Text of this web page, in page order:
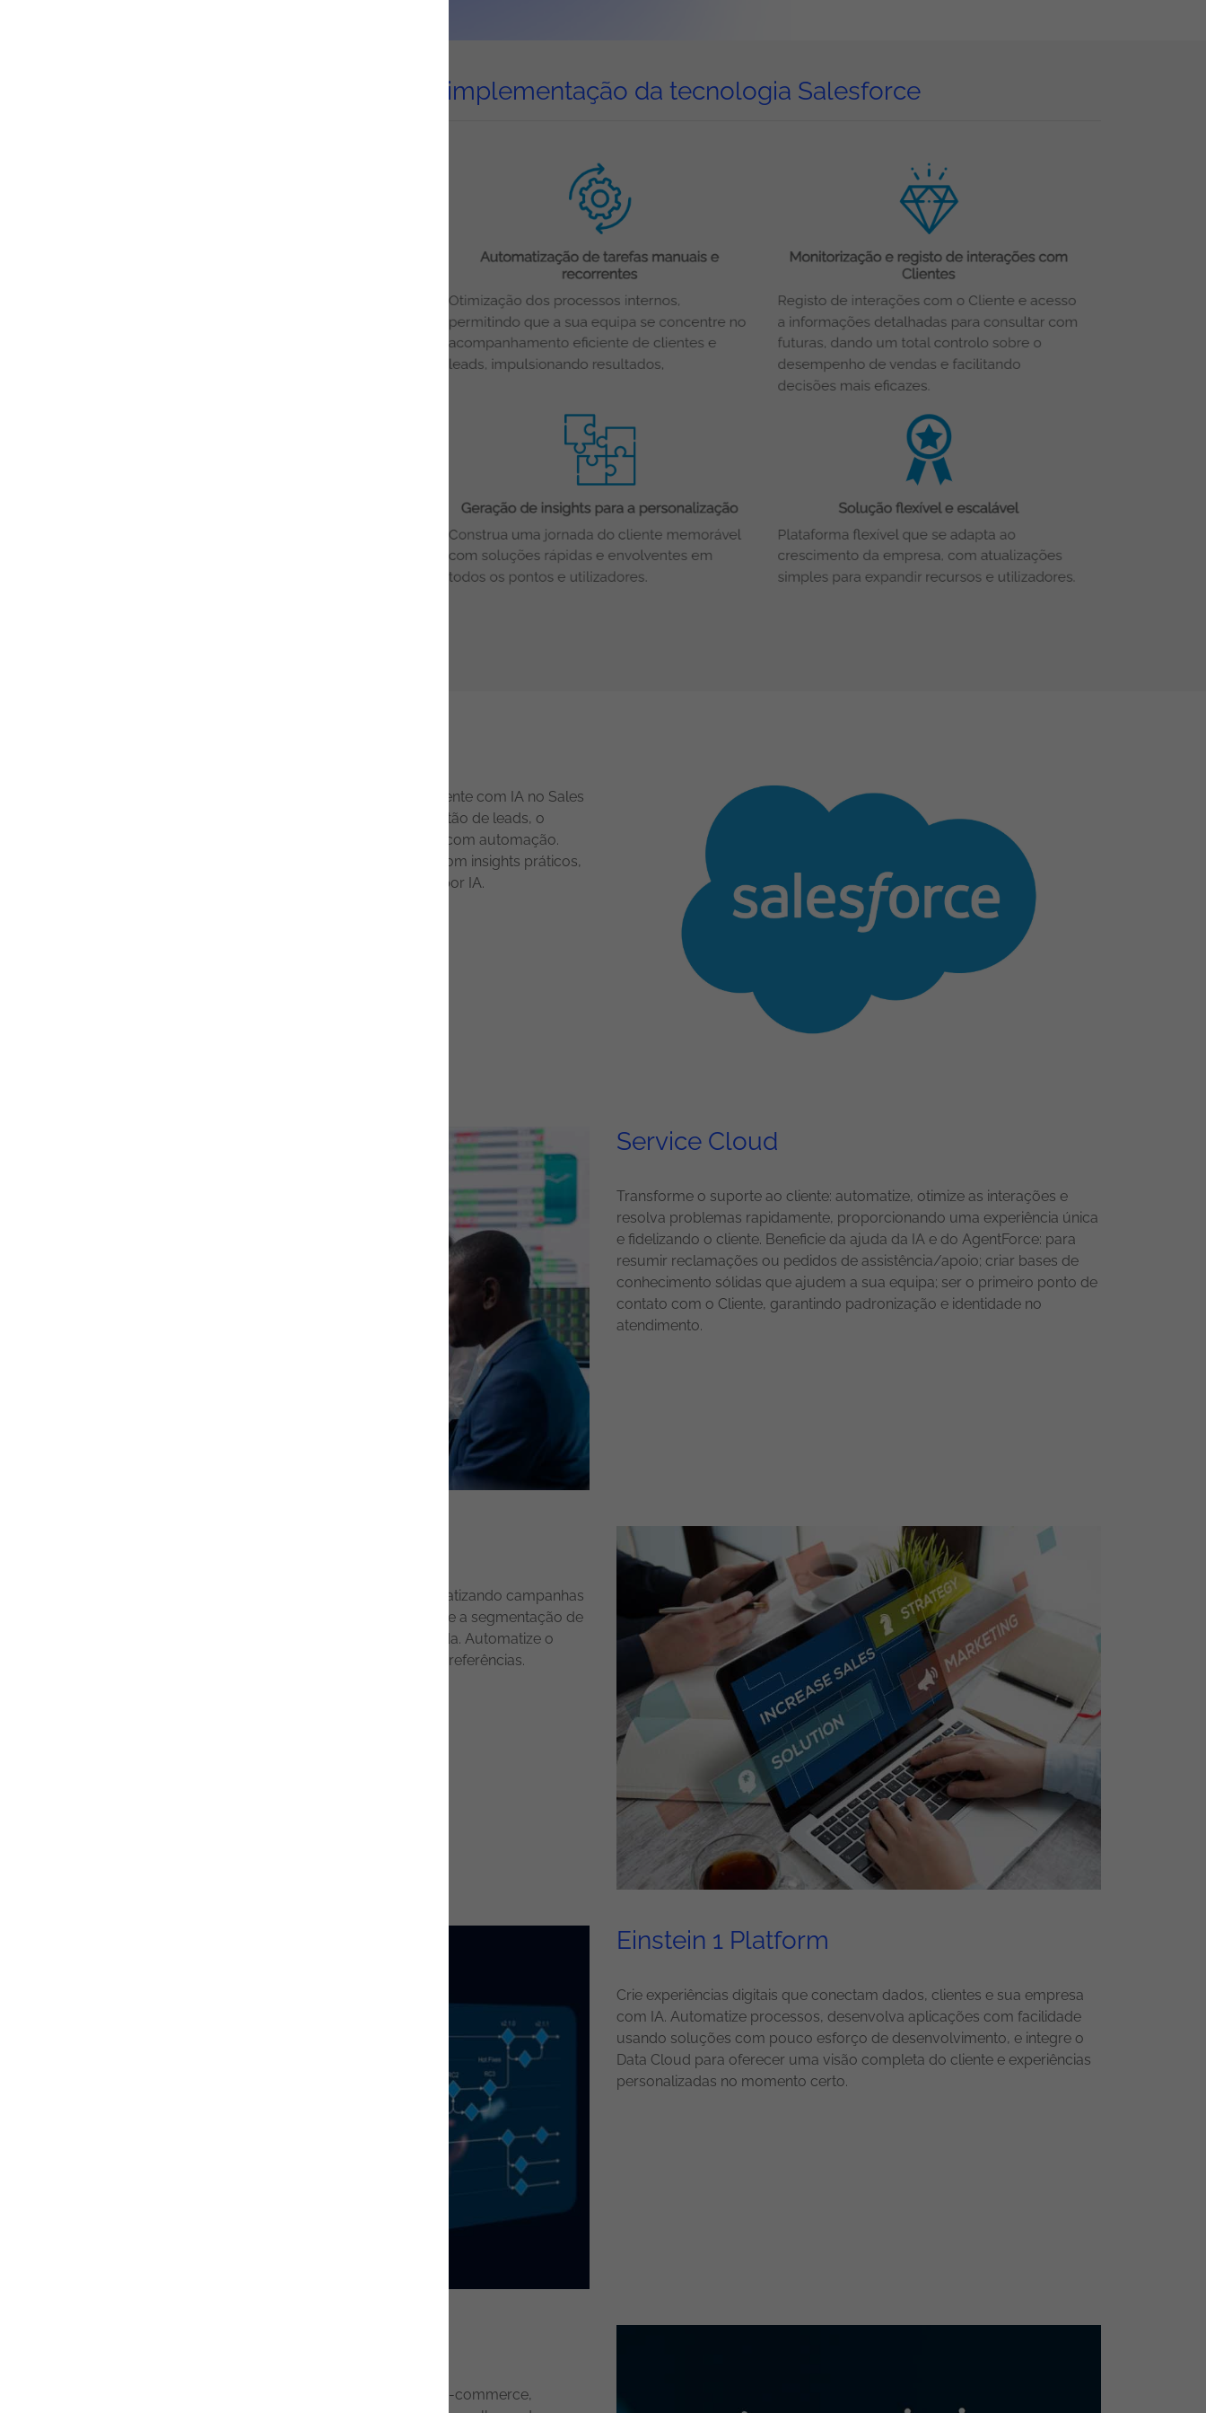
Benefícios da implementação da tecnologia Salesforce
Venda mais rápido, de forma mais inteligente e eficiente com IA no Sales
Cloud. Elimine os processos manuais, otimize a gestão de leads, o
planeamento de vendas e a visibilidade do pipeline com automação.
Impulsione o crescimento B2B e de outros canais com insights práticos,
relatórios em tempo real e análises impulsionadas por IA.
Service Cloud
Transforme o suporte ao cliente: automatize, otimize as interações e
resolva problemas rapidamente, proporcionando uma experiência única
e fidelizando o cliente. Beneficie da ajuda da IA e do AgentForce: para
resumir reclamações ou pedidos de assistência/apoio; criar bases de
conhecimento sólidas que ajudem a sua equipa; ser o primeiro ponto de
contato com o Cliente, garantindo padronização e identidade no
atendimento.
Aumente o ROI e conquiste os seus clientes, automatizando campanhas
multicanais e personalizando a sua jornada. Potencie a segmentação de
clientes e coloque a sua oferta de forma diferenciada. Automatize o
contacto com os clientes, de acordo com as suas preferências.
Einstein 1 Platform
Crie experiências digitais que conectam dados, clientes e sua empresa
com IA. Automatize processos, desenvolva aplicações com facilidade
usando soluções com pouco esforço de desenvolvimento, e integre o
Data Cloud para oferecer uma visão completa do cliente e experiências
personalizadas no momento certo.
Transforme o percurso do comprador com IA em e-commerce,